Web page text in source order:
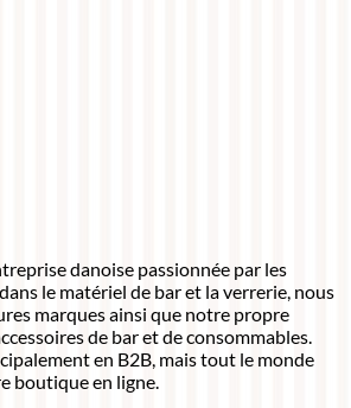
danoise passionnée par les
le matériel de bar et la verrerie, nous
marques ainsi que notre propre
de bar et de consommables.
en B2B, mais tout le monde
boutique en ligne.